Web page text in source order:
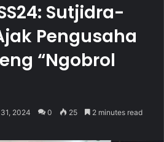
Sutjidra-
Pengusaha
“Ngobrol
2024 0 25 2 minutes read